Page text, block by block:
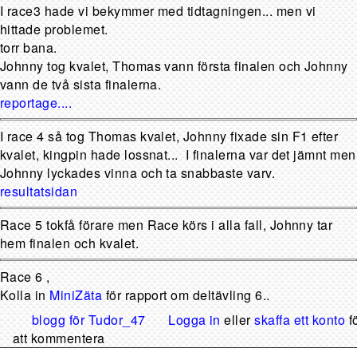
I race3 hade vi bekymmer med tidtagningen... men vi
hittade problemet.
torr bana.
Johnny tog kvalet, Thomas vann första finalen och Johnny
vann de två sista finalerna.
reportage....
I race 4 så tog Thomas kvalet, Johnny fixade sin F1 efter
kvalet, kingpin hade lossnat... I finalerna var det jämnt men
Johnny lyckades vinna och ta snabbaste varv.
resultatsidan
Race 5 tokfå förare men Race körs i alla fall, Johnny tar
hem finalen och kvalet.
Race 6 ,
Kolla in MiniZäta för rapport om deltävling 6..
blogg för Tudor_47
Logga in ellerskaffa ett konto
att kommentera